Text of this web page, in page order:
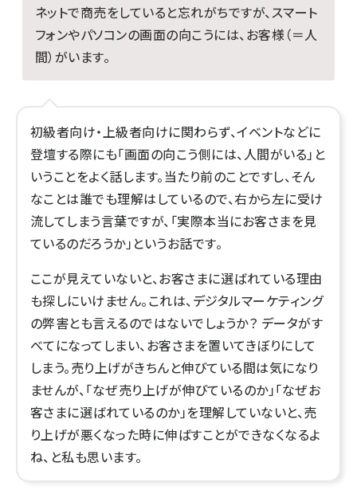
ネットで商売をしていると忘れがちですが、スマート
フォンやパソコンの画面の向こうには、お客様（＝人
間）がいます。
初級者向け・上級者向けに関わらず、イベントなどに
登壇する際にも「画面の向こう側には、人間がいる」と
いうことをよく話します。当たり前のことですし、そん
なことは誰でも理解はしているので、右から左に受け
流してしまう言葉ですが、「実際本当にお客さまを見
ているのだろうか」というお話です。
ここが見えていないと、お客さまに選ばれている理由
も探しにいけません。これは、デジタルマーケティング
の弊害とも言えるのではないでしょうか？ データがす
べてになってしまい、お客さまを置いてきぼりにして
しまう。売り上げがきちんと伸びている間は気になり
ませんが、「なぜ売り上げが伸びているのか」「なぜお
客さまに選ばれているのか」を理解していないと、売
り上げが悪くなった時に伸ばすことができなくなるよ
ね、と私も思います。